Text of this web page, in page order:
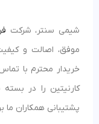
شیمی سنتر، شرکت
موفق، اصالت و
خریدار محترم با
پشتیبانی همکاران ما